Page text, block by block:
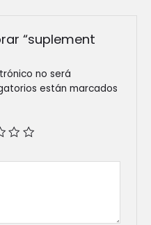
“suplement
no será
están marcados